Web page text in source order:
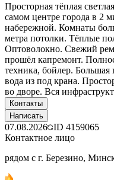
Просторная тёплая
самом центре города в 2
набережной. Комнаты
метра потолки. Тёплые
Оптоволокно. Свежий
прошёл капремонт.
техника, бойлер. Большая
вода из под крана.
во дворе. Вся
Контакты
Написать
07.08.2026 ID 4159065
Контактное лицо
рядом с г. Березино,